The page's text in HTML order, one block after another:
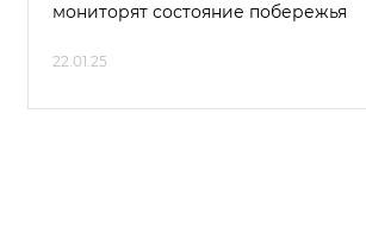
мониторят состояние побережья
22.01.25